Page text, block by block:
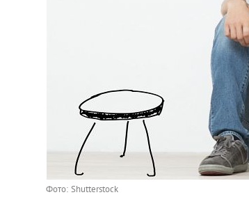
Фото: Shutterstock